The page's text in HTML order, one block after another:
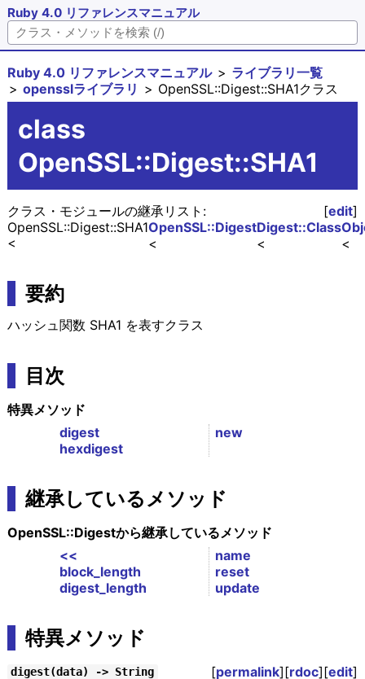
Ruby 4.0 リファレンスマニュアル
Ruby 4.0 リファレンスマニュアル
ライブラリ一覧
opensslライブラリ
OpenSSL::Digest::SHA1クラス
class
OpenSSL::Digest::SHA1
[edit]
クラス・モジュールの継承リスト:
Digest::Class
OpenSSL::Digest
OpenSSL::Digest::SHA1
要約
ハッシュ関数 SHA1 を表すクラス
目次
特異メソッド
digest
hexdigest
new
継承しているメソッド
OpenSSL::Digestから継承しているメソッド
<<
block_length
digest_length
name
reset
update
特異メソッド
digest(data) -> String [permalink][rdoc][edit]